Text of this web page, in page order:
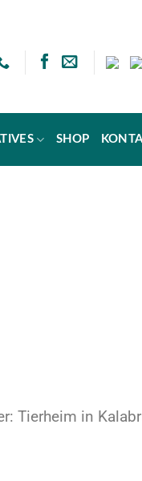
SHOP
Tierheim in